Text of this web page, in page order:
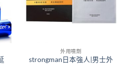
外用噴劑
strongman日本強人|男士外